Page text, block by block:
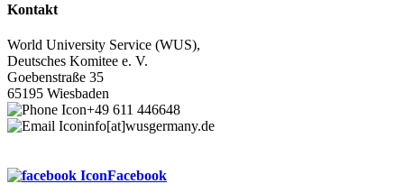
Kontakt
World University Service (WUS),
Deutsches Komitee e. V.
Goebenstraße 35
65195 Wiesbaden
+49 611 446648
info[at]wusgermany.de
Facebook